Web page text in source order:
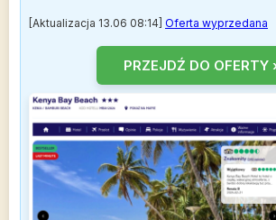
[Aktualizacja 13.06 08:14] Oferta wyprzedana
PRZEJDŹ DO OFERTY